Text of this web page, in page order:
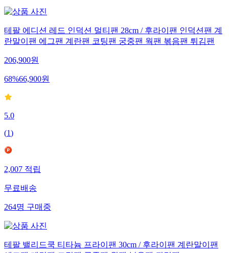
테팔 에디션 레드 인덕션 멀티팬 28cm / 후라이팬 인덕션팬 계
란말이팬 에그팬 계란팬 코팅팬 궁중팬 웍팬 볶음팬 튀김팬
206,900원
68%66,900원
5.0
(1)
2,007적립
무료배송
264명구매중
테팔 밸리드쿡 티타늄 프라이팬 30cm / 후라이팬 계란말이팬